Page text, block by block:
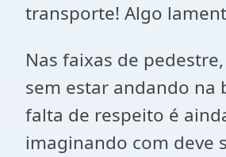
transporte! Algo
Nas faixas de
sem estar andando na
falta de respeito é
imaginando com deve